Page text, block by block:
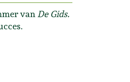
van De Gids.